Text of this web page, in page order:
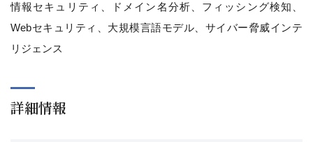
情報セキュリティ、ドメイン名分析、フィッシング検知、
Webセキュリティ、大規模言語モデル、サイバー脅威インテ
リジェンス
詳細情報